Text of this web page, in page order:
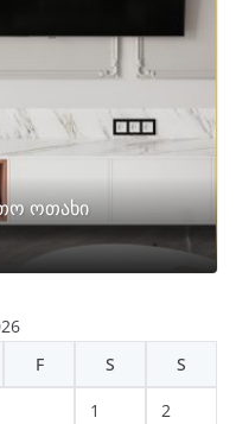
ოთახი
F S S
1 2